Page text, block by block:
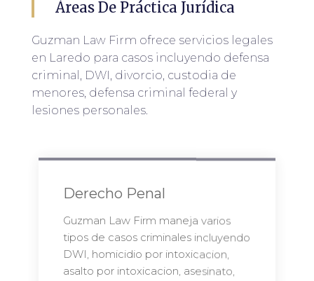
Áreas De Práctica Jurídica
Guzman Law Firm ofrece servicios legales
en Laredo para casos incluyendo defensa
criminal, DWI, divorcio, custodia de
menores, defensa criminal federal y
lesiones personales.
Derecho Penal
Guzman Law Firm maneja varios
tipos de casos criminales incluyendo
DWI, homicidio por intoxicacion,
asalto por intoxicacion, asesinato,